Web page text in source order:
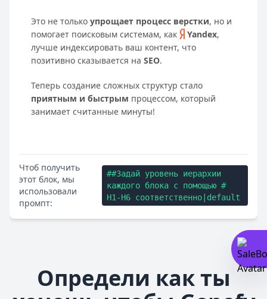
Это не только упрощает процесс верстки, но и
помогает поисковым системам, как
Yandex,
лучше индексировать ваш контент, что
позитивно сказывается на SEO.
Теперь создание сложных структур стало
приятным и быстрым процессом, который
занимает считанные минуты!
Чтоб получить
этот блок, мы
использовали
промпт:
##Задай уровень иерархии
каждого блока с помощью #
H1-H6 соответственно|default
Определи как ты